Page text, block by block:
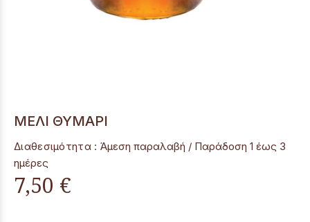
ΜΕΛΙ ΘΥΜΑΡΙ
Διαθεσιμότητα : Άμεση παραλαβή / Παράδoση 1 έως 3
ημέρες
7,50 €